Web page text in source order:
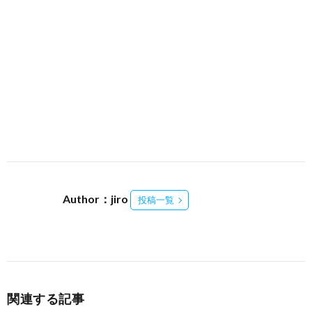
Author：jiro 投稿一覧
関連する記事